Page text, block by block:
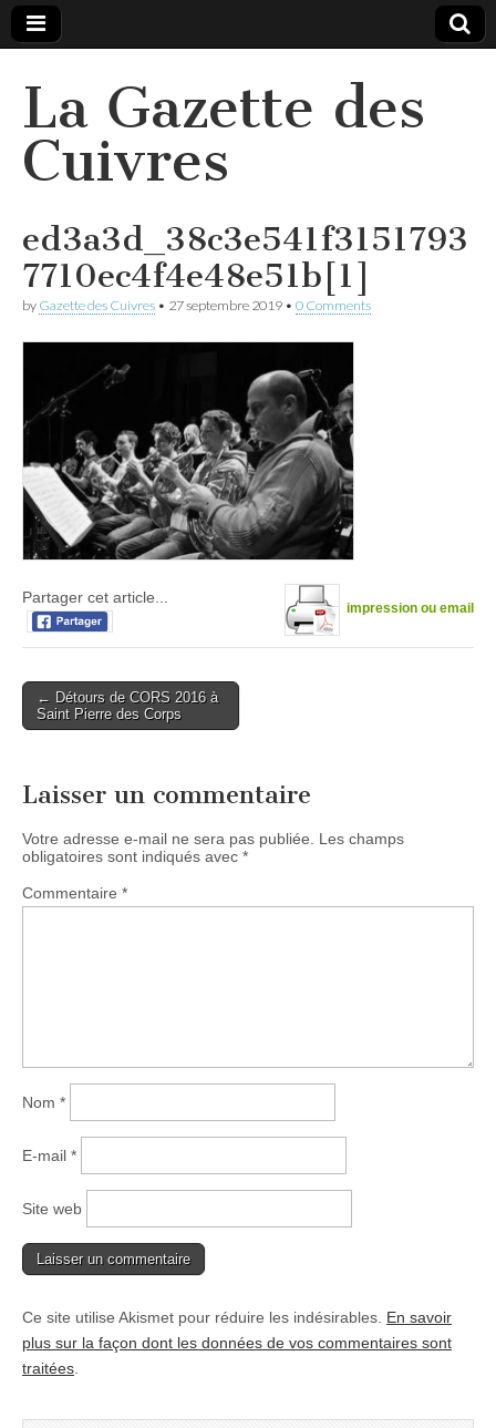
La Gazette des
Cuivres
ed3a3d_38c3e541f3151793
7710ec4f4e48e51b[1]
by Gazette des Cuivres • 27 septembre 2019 • 0 Comments
impression ou email
Partager cet article...
Post
navigation
← Détours de CORS 2016 à
Saint Pierre des Corps
Laisser un commentaire
Votre adresse e-mail ne sera pas publiée.
Les champs
obligatoires sont indiqués avec *
Commentaire *
Nom *
E-mail *
Site web
Ce site utilise Akismet pour réduire les indésirables. En savoir
plus sur la façon dont les données de vos commentaires sont
traitées